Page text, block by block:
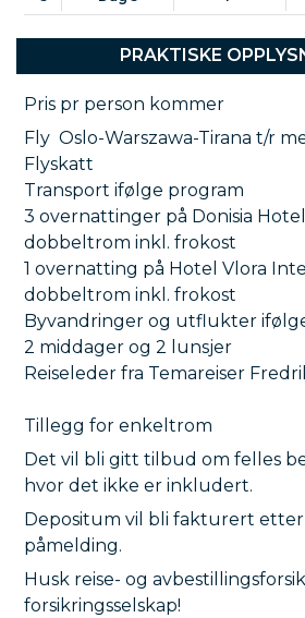
Zvërnec-øya.
Et av reisens høydepunkter er
Karaburun-halvøya og Sazan-
krystallklart vann, uberørte
dramatiske kystlandskap
opplevelse. Her kan vi bade,
spektakulære naturen langs
Reisen byr også på god tid til å
hyggelige hotellopphold og den
atmosfæren som gjør Albania til
flere får øynene opp for. Dette
kombinasjon av kultur, historie,
og ferie ved havet.
Pris under utarbeidelse
Nå er muligheten der for
en spennende
Albania!
Se flere kultur- og historiereiser
PRAKTISKE
Pris pr person kommer
Fly Oslo-Warszawa-Tirana t/r
Flyskatt
Transport ifølge program
3 overnattinger på Donisia
dobbeltrom inkl. frokost
1 overnatting på Hotel Vlora
dobbeltrom inkl. frokost
Byvandringer og utflukter
2 middager og 2 lunsjer
Reiseleder fra Temareiser
Tillegg for enkeltrom
Det vil bli gitt tilbud om felles
hvor det ikke er inkludert.
Depositum vil bli fakturert
påmelding.
Husk reise- og
forsikringsselskap!